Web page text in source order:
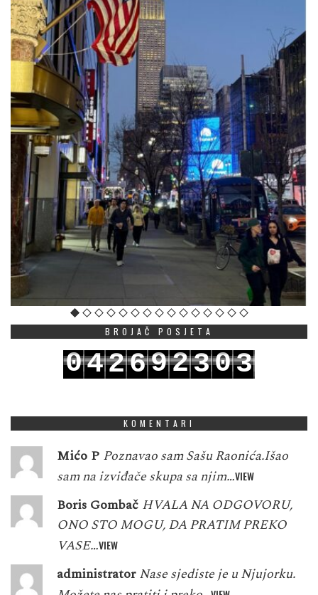
BROJAČ POSJETA
042692303
KOMENTARI
Mićo P Poznavao sam Sašu Raonića.Išao
sam na izviđače skupa sa njim…VIEW
Boris Gombač HVALA NA ODGOVORU,
ONO STO MOGU, DA PRATIM PREKO
VASE…VIEW
administrator Nase sjediste je u Njujorku.